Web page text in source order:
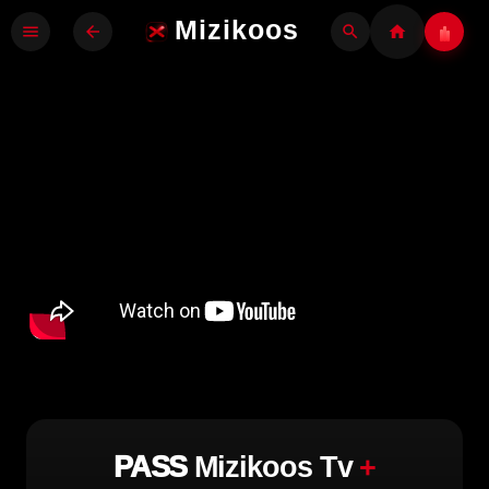
menu arrow_back Mizikoos search home
PASSMizikoos Tv +